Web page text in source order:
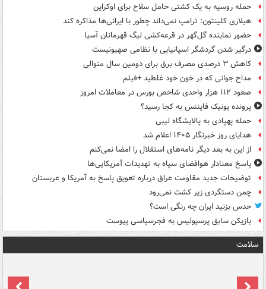
حمله روسیه به یک کشتی حامل سلاح برای اوکراین
هیلاری کلینتون: ترامپ نمی‌داند چطور با ایرانی‌ها مذاکره کند
حضور نماینده گل‌گهر در قرعه‌کشی لیگ قهرمانان آسیا
درگیر شدن گردشگر اسپانیایی با نظامی صهیونیست
کاهش ۳ درصدی مصرف برق برای دومین سال متوالی
مداح جوانی که در خون خود غلطید +فیلم
صعود ۱۱۲ هزار واحدی شاخص بورس در معاملات امروز
پرونده یونیک فایننس به کجا رسید؟
حمله پهپادی به پالایشگاه لیبی
هدایای روز خبرنگار ۱۴۰۵ اعلام شد
از این به بعد دیگر نامه‌های استقلال را امضا نمی‌کنم
پاسخ معنادار هوافضای سپاه به تهدیدات آمریکایی‌ها
توضیحات جدید مقاومت عراق درباره تعویق پاسخ به آمریکا و عربستان
چمن دستگردی زیر کشت نمی‌رود
حدس بزنید ایران چه رنگی است؟
بازیکن سابق پرسپولیس به فجرسپاسی پیوست
سلامت